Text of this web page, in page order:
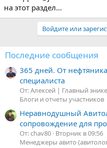
на этот раздел...
Войдите или
Последние сообщения
365 дней. От
специалиста
От: Алексей | Главный
Блоги и отчеты участников
Неравнодушный
сопровождение для
От: chav80 Вторник в 09:56
Менеджеры авито